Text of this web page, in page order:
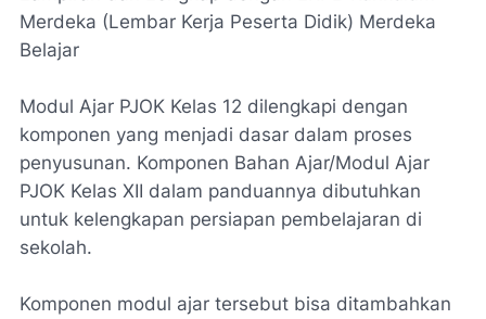
Merdeka (Lembar Kerja Peserta Didik) Merdeka
Belajar
Modul Ajar PJOK Kelas 12 dilengkapi dengan
komponen yang menjadi dasar dalam proses
penyusunan. Komponen Bahan Ajar/Modul Ajar
PJOK Kelas XII dalam panduannya dibutuhkan
untuk kelengkapan persiapan pembelajaran di
sekolah.
Komponen modul ajar tersebut bisa ditambahkan